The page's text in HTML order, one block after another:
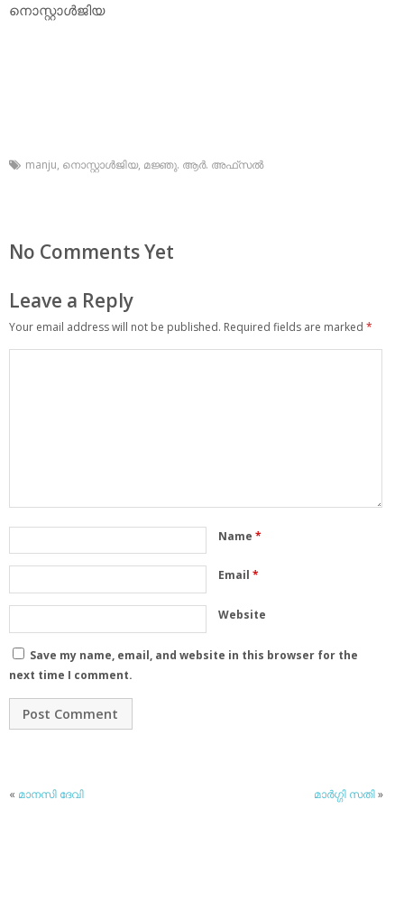
നൊസ്റ്റാള്‍ജിയ
manju, നൊസ്റ്റാള്‍ജിയ, മജ്ഞു. ആര്‍. അഫ്‌സല്‍
No Comments Yet
Leave a Reply
Your email address will not be published. Required fields are marked *
Name *
Email *
Website
Save my name, email, and website in this browser for the
next time I comment.
« മാനസി ദേവി മാര്‍ഗ്ഗി സതി»